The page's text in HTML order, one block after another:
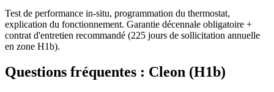
Test de performance in-situ, programmation du thermostat,
explication du fonctionnement. Garantie décennale obligatoire +
contrat d'entretien recommandé (225 jours de sollicitation annuelle
en zone H1b).
Questions fréquentes : Cleon (H1b)